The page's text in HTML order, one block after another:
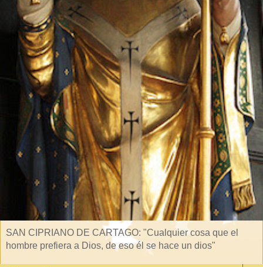
SAN CIPRIANO DE CARTAGO: "Cualquier cosa que el
hombre prefiera a Dios, de eso él se hace un dios"